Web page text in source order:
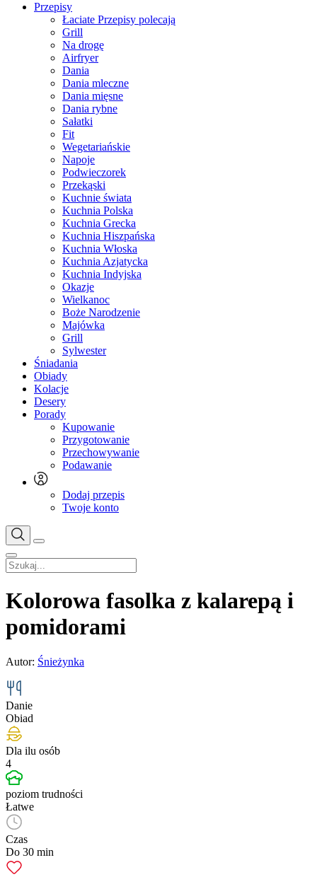
Przepisy
Łaciate Przepisy polecają
Grill
Na drogę
Airfryer
Dania
Dania mleczne
Dania mięsne
Dania rybne
Sałatki
Fit
Wegetariańskie
Napoje
Podwieczorek
Przekąski
Kuchnie świata
Kuchnia Polska
Kuchnia Grecka
Kuchnia Hiszpańska
Kuchnia Włoska
Kuchnia Azjatycka
Kuchnia Indyjska
Okazje
Wielkanoc
Boże Narodzenie
Majówka
Grill
Sylwester
Śniadania
Obiady
Kolacje
Desery
Porady
Kupowanie
Przygotowanie
Przechowywanie
Podawanie
Dodaj przepis
Twoje konto
Kolorowa fasolka z kalarepą i
pomidorami
Autor: Śnieżynka
Danie
Obiad
Dla ilu osób
4
poziom trudności
Łatwe
Czas
Do 30 min